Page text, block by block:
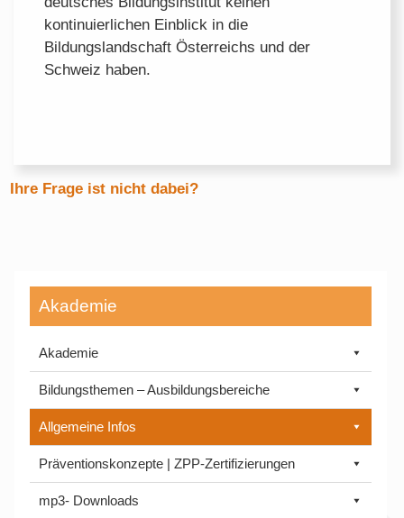
kontinuierlichen Einblick in die
Bildungslandschaft Österreichs und der
Schweiz haben.
Ihre Frage ist nicht dabei?
Akademie
Akademie
Bildungsthemen – Ausbildungsbereiche
Allgemeine Infos
Präventionskonzepte | ZPP-Zertifizierungen
mp3- Downloads